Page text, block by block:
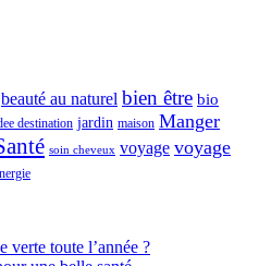
beauté au naturel bien être bio
destination jardin maison Manger
soin cheveux voyage voyage
verte toute l’année ?